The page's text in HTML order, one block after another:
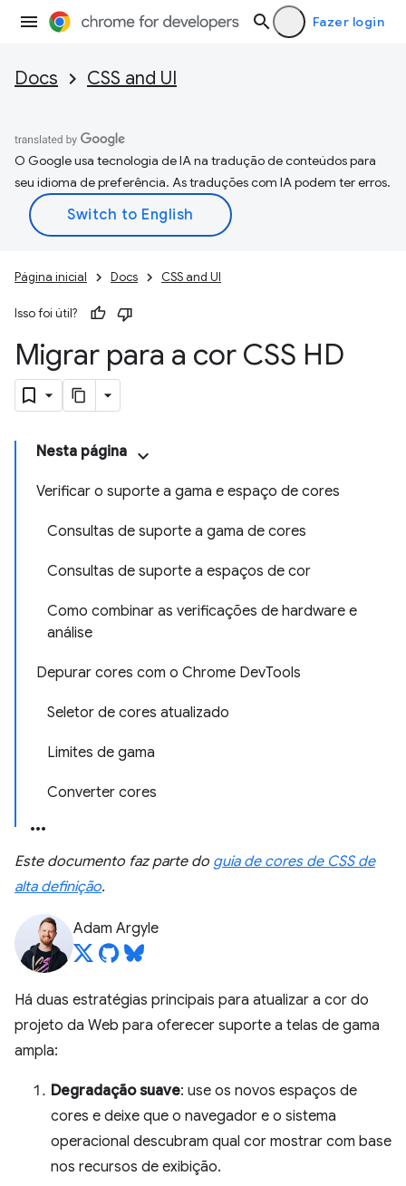
Fazer login
Docs CSS and UI
O Google usa tecnologia de IA na tradução de conteúdos para
seu idioma de preferência. As traduções com IA podem ter erros.
Página inicial Docs CSS and UI
Isso foi útil?
Migrar para a cor CSS HD
Nesta página
Verificar o suporte a gama e espaço de cores
Consultas de suporte a gama de cores
Consultas de suporte a espaços de cor
Como combinar as verificações de hardware e
análise
Depurar cores com o Chrome DevTools
Seletor de cores atualizado
Limites de gama
Converter cores
Este documento faz parte do guia de cores de CSS de
alta definição.
Adam Argyle
Há duas estratégias principais para atualizar a cor do
projeto da Web para oferecer suporte a telas de gama
ampla:
Degradação suave: use os novos espaços de
cores e deixe que o navegador e o sistema
operacional descubram qual cor mostrar com base
nos recursos de exibição.